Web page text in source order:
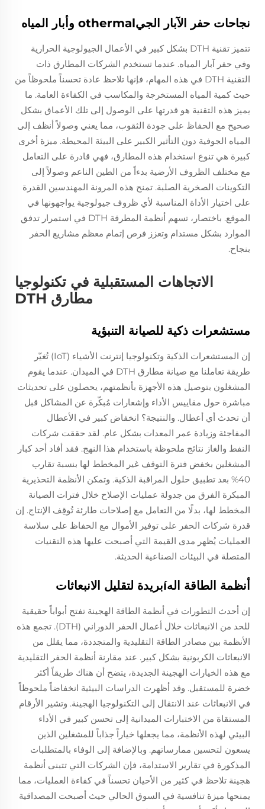
نجاحات حفر الآبار الجيothermal وأبار المياه
تتميز تقنية DTH بشكل كبير في الأعمال الجيولوجية الحرارية
وفي حفر آبار المياه. عندما تستخدم الشركات المطارق ذات
التقنية DTH في هذه المهام، فإنها تلاحظ عادة تحسناً ملحوظاً من
حيث كمية المياه المستخرجة والمكاسب في الكفاءة العامة. ما
يميز هذه التقنية هو قدرتها على الوصول إلى تلك الأعماق بشكل
صحيح مع الحفاظ على جودة الثقوب، مما يعني وصولاً أنظف إلى
المياه الجوفية دون التأثير الكبير على البيئة المحيطة. ميزة أخرى
كبيرة هي تنوع استخدام هذه المطارق، فهي قادرة على التعامل
مع مختلف الظروف الأرضية بدءاً من الطين الناعم وصولاً إلى
التكوينات الصخرية الصلبة. تمنح هذه المرونة المهندسين القدرة
على اختيار الأداة المناسبة لأي ظروف جيولوجية يواجهونها في
الموقع. باختصار، تسهم أنظمة المطرقة DTH في استمرار تدفق
الموارد بشكل مستدام وتعزز فرص إتمام معظم مشاريع الحفر
بنجاح.
الاتجاهات المستقبلية في تكنولوجيا
مطارق DTH
مستشعرات ذكية للصيانة التنبؤية
إن المستشعرات الذكية وتكنولوجيا إنترنت الأشياء (IoT) تُغيّر
طريقة تعاملنا مع صيانة مطارق DTH في الميدان. عندما يقوم
المشغلون بتوصيل هذه الأجهزة بأنظمتهم، يحصلون على تحديثات
مباشرة حول مقاييس الأداء وإشعارات مُبكّرة عن المشاكل قبل
أن تحدث أي أعطال. والنتيجة؟ انخفاض كبير في الأعطال
المفاجئة وزيادة عمر المعدات بشكل عام. لقد حققت شركات
النفط والغاز نتائج ملحوظة باستخدام هذا النهج. فقد أفاد أحد كبار
المشغلين بخفض فترة التوقف غير المخطط لها بنسبة تقارب
40% بعد تطبيق حلول المراقبة الذكية. وتمكن الأنظمة التحذيرية
المبكرة الفرق من جدولة عمليات الإصلاح خلال فترات الصيانة
المخطط لها، بدلًا من التعامل مع إصلاحات طارئة تُوقِف الإنتاج. إن
قدرة شركات الحفر على توفير الأموال مع الحفاظ على سلاسة
العمليات يُظهر مدى القيمة التي أصبحت عليها هذه التقنيات
المتصلة في البيئات الصناعية الحديثة.
أنظمة الطاقة الهíبريدة لتقليل الانبعاثات
إن أحدث التطورات في أنظمة الطاقة الهجينة تفتح أبواباً حقيقية
للحد من الانبعاثات خلال أعمال الحفر الدوراني (DTH). تجمع هذه
الأنظمة بين مصادر الطاقة التقليدية والمتجددة، مما يقلل من
الانبعاثات الكربونية بشكل كبير. عند مقارنة أنظمة الحفر التقليدية
مع هذه الخيارات الهجينة الجديدة، يتضح أن هناك طريقاً أكثر
خضرة للمستقبل. وقد أظهرت الدراسات البيئية انخفاضاً ملحوظاً
في الانبعاثات عند الانتقال إلى التكنولوجيا الهجينة. وتشير الأرقام
المستقاة من الاختبارات الميدانية إلى تحسن كبير في الأداء
البيئي لهذه الأنظمة، مما يجعلها خياراً جذاباً للمشغلين الذين
يسعون لتحسين ممارساتهم. وبالإضافة إلى الوفاء بالمتطلبات
المذكورة في تقارير الاستدامة، فإن الشركات التي تتبنى أنظمة
هجينة تلاحظ في كثير من الأحيان تحسناً في كفاءة العمليات، مما
يمنحها ميزة تنافسية في السوق الحالي حيث أصبحت المصداقية